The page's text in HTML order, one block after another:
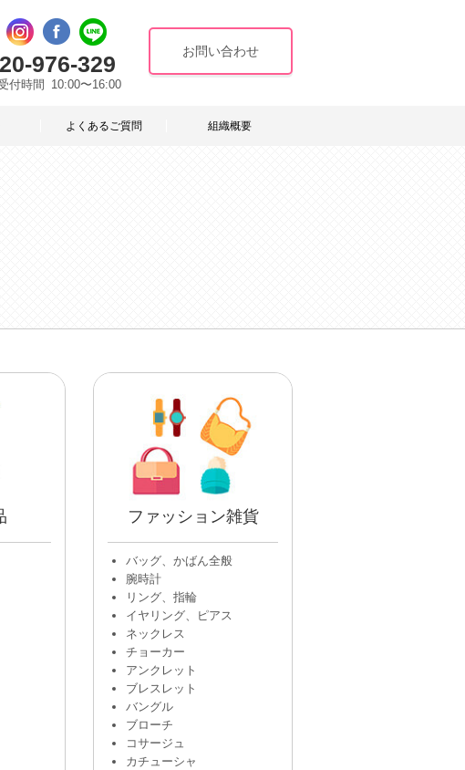
976-329
付時間 10:00〜16:00
お問い合わせ
よくあるご質問 組織概要
ファッション雑貨
バッグ、かばん全般
腕時計
リング、指輪
イヤリング、ピアス
ネックレス
チョーカー
アンクレット
ブレスレット
バングル
ブローチ
コサージュ
カチューシャ